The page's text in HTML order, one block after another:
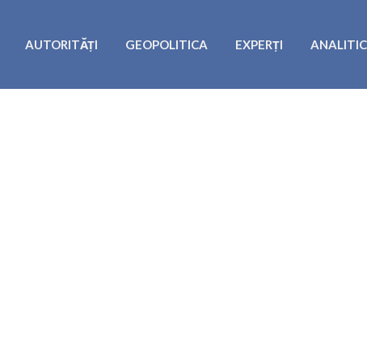
AUTORITĂȚI GEOPOLITICA EXPERȚI